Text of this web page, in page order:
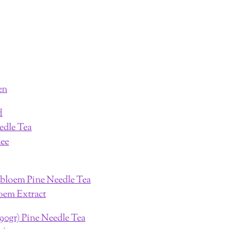
Tea
Pine Needle Tea
Extract
Pine Needle Tea